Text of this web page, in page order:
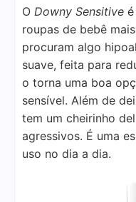
O Downy Sensitive
roupas de bebê
procuram algo
suave, feita para
o torna uma boa
sensível. Além de
tem um cheirinho
agressivos. É uma
uso no dia a dia.